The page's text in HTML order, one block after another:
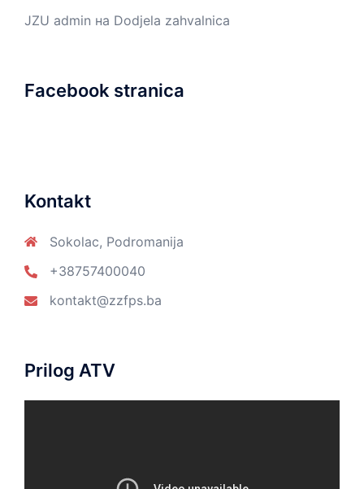
JZU admin на Dodjela zahvalnica
Facebook stranica
Kontakt
Sokolac, Podromanija
+38757400040
kontakt@zzfps.ba
Prilog ATV